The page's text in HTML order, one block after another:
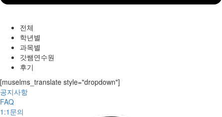
전체
학년별
과목별
갓쌤연수원
후기
[muselms_translate style="dropdown"]
공지사항
FAQ
1:1문의